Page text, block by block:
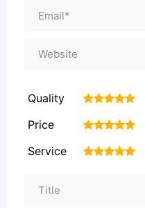
Quality 5
4
3
2
Price 5
4
3
2
Service 5
4
3
2